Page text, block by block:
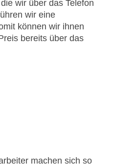
wir über das Telefon
wir eine
können wir ihnen
bereits über das
machen sich so